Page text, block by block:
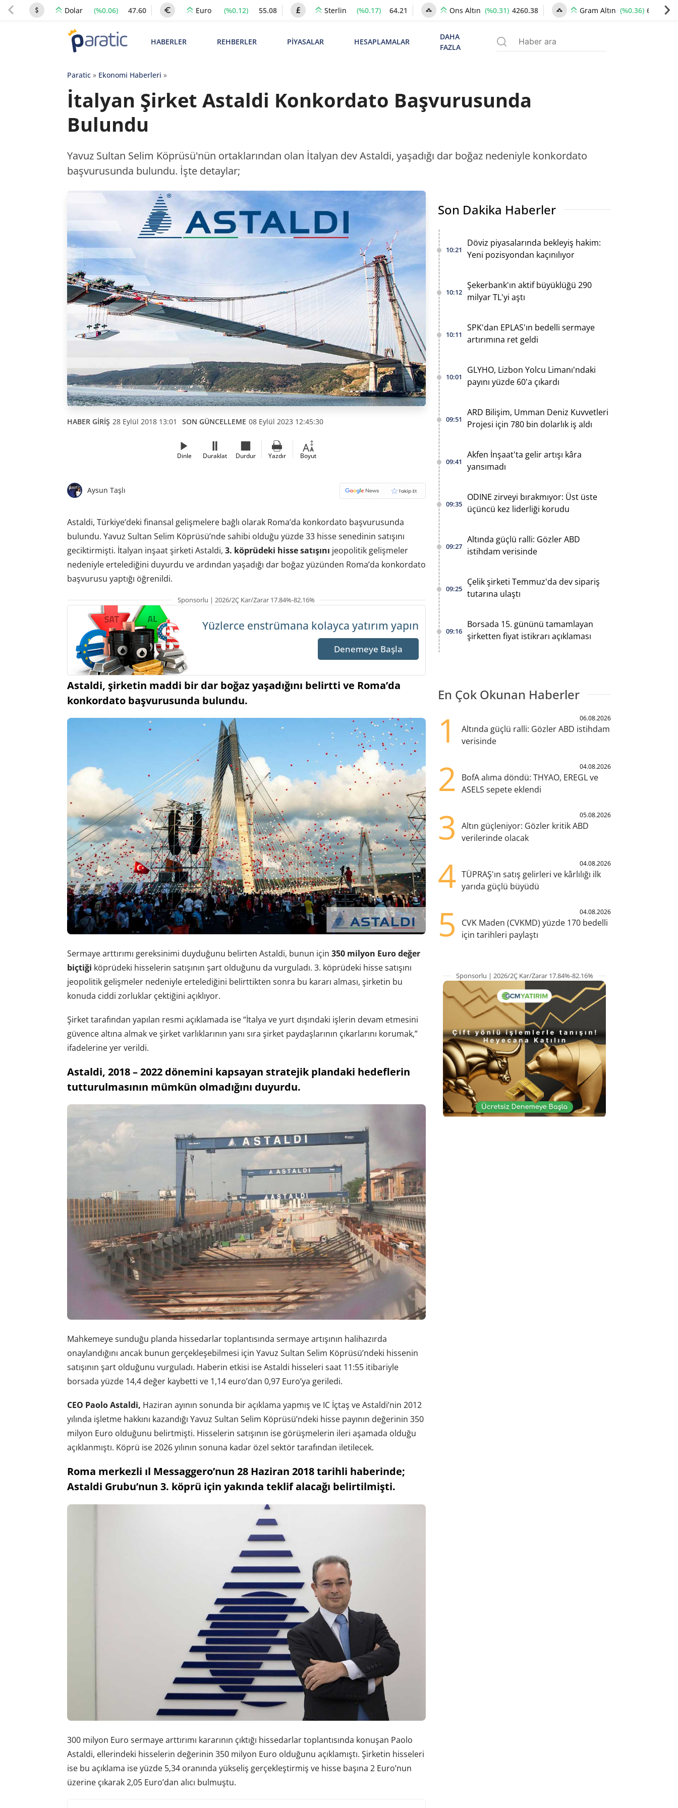
Dolar (%0.06) 47.60 Euro (%0.12) 55.08 Sterlin (%0.17) 64.21 Ons Altın (%0.31) 4260.38 Gram Altın (%0.36) 6519.75
HABERLER REHBERLER PİYASALAR HESAPLAMALAR
DAHA
FAZLA
Paratic» Ekonomi Haberleri »
İtalyan Şirket Astaldi Konkordato Başvurusunda
Bulundu
Yavuz Sultan Selim Köprüsü'nün ortaklarından olan İtalyan dev Astaldi, yaşadığı dar boğaz nedeniyle konkordato
başvurusunda bulundu. İşte detaylar;
HABER GİRİŞ 28 Eylül 2018 13:01 SON GÜNCELLEME 08 Eylül 2023 12:45:30
Dinle Duraklat Durdur Yazdır Boyut
Aysun Taşlı
Astaldi, Türkiye’deki finansal gelişmelere bağlı olarak Roma’da konkordato başvurusunda
bulundu. Yavuz Sultan Selim Köprüsü’nde sahibi olduğu yüzde 33 hisse senedinin satışını
geciktirmişti. İtalyan inşaat şirketi Astaldi, 3. köprüdeki hisse satışını jeopolitik gelişmeler
nedeniyle ertelediğini duyurdu ve ardından yaşadığı dar boğaz yüzünden Roma’da konkordato
başvurusu yaptığı öğrenildi.
Sponsorlu | 2026/2Ç Kar/Zarar 17.84%-82.16%
Yüzlerce enstrümana kolayca yatırım yapın
Denemeye Başla
Astaldi, şirketin maddi bir dar boğaz yaşadığını belirtti ve Roma’da
konkordato başvurusunda bulundu.
Sermaye arttırımı gereksinimi duyduğunu belirten Astaldi, bunun için 350 milyon Euro değer
biçtiği köprüdeki hisselerin satışının şart olduğunu da vurguladı. 3. köprüdeki hisse satışını
jeopolitik gelişmeler nedeniyle ertelediğini belirttikten sonra bu kararı alması, şirketin bu
konuda ciddi zorluklar çektiğini açıklıyor.
Şirket tarafından yapılan resmi açıklamada ise “İtalya ve yurt dışındaki işlerin devam etmesini
güvence altına almak ve şirket varlıklarının yanı sıra şirket paydaşlarının çıkarlarını korumak,”
ifadelerine yer verildi.
Astaldi, 2018 – 2022 dönemini kapsayan stratejik plandaki hedeflerin
tutturulmasının mümkün olmadığını duyurdu.
Mahkemeye sunduğu planda hissedarlar toplantısında sermaye artışının halihazırda
onaylandığını ancak bunun gerçekleşebilmesi için Yavuz Sultan Selim Köprüsü’ndeki hissenin
satışının şart olduğunu vurguladı. Haberin etkisi ise Astaldi hisseleri saat 11:55 itibariyle
borsada yüzde 14,4 değer kaybetti ve 1,14 euro’dan 0,97 Euro’ya geriledi.
CEO Paolo Astaldi, Haziran ayının sonunda bir açıklama yapmış ve IC İçtaş ve Astaldi’nin 2012
yılında işletme hakkını kazandığı Yavuz Sultan Selim Köprüsü’ndeki hisse payının değerinin 350
milyon Euro olduğunu belirtmişti. Hisselerin satışının ise görüşmelerin ileri aşamada olduğu
açıklanmıştı. Köprü ise 2026 yılının sonuna kadar özel sektör tarafından iletilecek.
Roma merkezli ıl Messaggero’nun 28 Haziran 2018 tarihli haberinde;
Astaldi Grubu’nun 3. köprü için yakında teklif alacağı belirtilmişti.
300 milyon Euro sermaye arttırımı kararının çıktığı hissedarlar toplantısında konuşan Paolo
Astaldi, ellerindeki hisselerin değerinin 350 milyon Euro olduğunu açıklamıştı. Şirketin hisseleri
ise bu açıklama ise yüzde 5,34 oranında yükseliş gerçekleştirmiş ve hisse başına 2 Euro’nun
üzerine çıkarak 2,05 Euro’dan alıcı bulmuştu.
Son Dakika Haberler
10:21
Döviz piyasalarında bekleyiş hakim:
Yeni pozisyondan kaçınılıyor
10:12
Şekerbank'ın aktif büyüklüğü 290
milyar TL'yi aştı
10:11
SPK'dan EPLAS'ın bedelli sermaye
artırımına ret geldi
10:01
GLYHO, Lizbon Yolcu Limanı'ndaki
payını yüzde 60'a çıkardı
09:51
ARD Bilişim, Umman Deniz Kuvvetleri
Projesi için 780 bin dolarlık iş aldı
09:41
Akfen İnşaat'ta gelir artışı kâra
yansımadı
09:35
ODINE zirveyi bırakmıyor: Üst üste
üçüncü kez liderliği korudu
09:27
Altında güçlü ralli: Gözler ABD
istihdam verisinde
09:25
Çelik şirketi Temmuz'da dev sipariş
tutarına ulaştı
09:16
Borsada 15. gününü tamamlayan
şirketten fiyat istikrarı açıklaması
En Çok Okunan Haberler
1 06.08.2026
Altında güçlü ralli: Gözler ABD istihdam
verisinde
2 04.08.2026
BofA alıma döndü: THYAO, EREGL ve
ASELS sepete eklendi
3 05.08.2026
Altın güçleniyor: Gözler kritik ABD
verilerinde olacak
4 04.08.2026
TÜPRAŞ'ın satış gelirleri ve kârlılığı ilk
yarıda güçlü büyüdü
5 04.08.2026
CVK Maden (CVKMD) yüzde 170 bedelli
için tarihleri paylaştı
Sponsorlu | 2026/2Ç Kar/Zarar 17.84%-82.16%